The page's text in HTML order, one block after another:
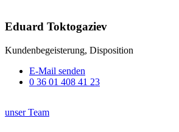
Eduard Toktogaziev
Kundenbegeisterung, Disposition
E-Mail senden
0 36 01 408 41 23
unser Team